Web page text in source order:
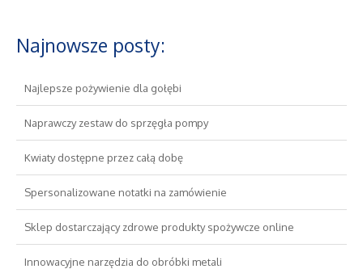
Drzwi i Okna
Nieruchomości, Działki
Domy, Mieszkania
Wykształcenie
Najnowsze posty:
Najlepsze pożywienie dla gołębi
Naprawczy zestaw do sprzęgła pompy
Kwiaty dostępne przez całą dobę
Spersonalizowane notatki na zamówienie
Sklep dostarczający zdrowe produkty spożywcze online
Innowacyjne narzędzia do obróbki metali